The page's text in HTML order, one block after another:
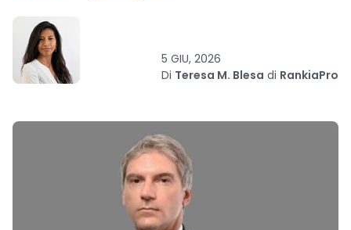
5 GIU, 2026
Di Teresa M. Blesa di RankiaPro